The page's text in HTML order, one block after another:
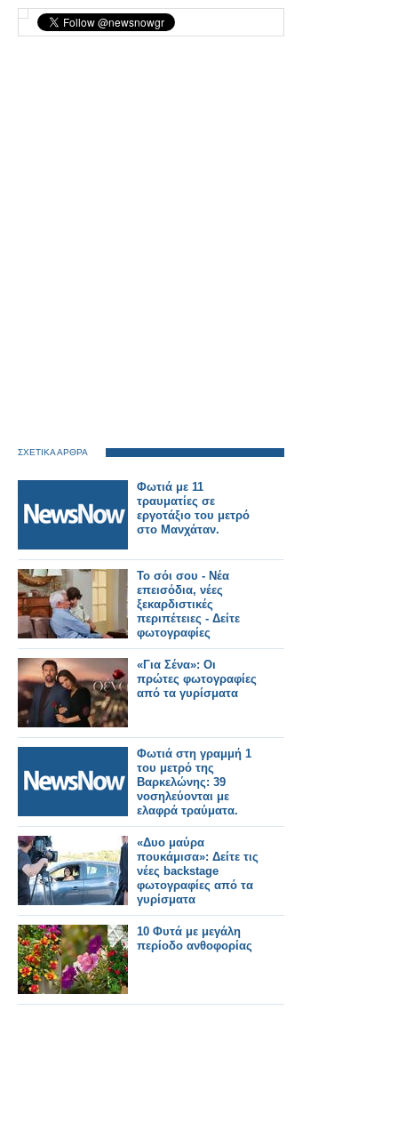
ΣΧΕΤΙΚΑ ΑΡΘΡΑ
Φωτιά με 11
τραυματίες σε
εργοτάξιο του μετρό
στο Μανχάταν.
Το σόι σου - Νέα
επεισόδια, νέες
ξεκαρδιστικές
περιπέτειες - Δείτε
φωτογραφίες
«Για Σένα»: Οι
πρώτες φωτογραφίες
από τα γυρίσματα
Φωτιά στη γραμμή 1
του μετρό της
Βαρκελώνης: 39
νοσηλεύονται με
ελαφρά τραύματα.
«Δυο μαύρα
πουκάμισα»: Δείτε τις
νέες backstage
φωτογραφίες από τα
γυρίσματα
10 Φυτά με μεγάλη
περίοδο ανθοφορίας